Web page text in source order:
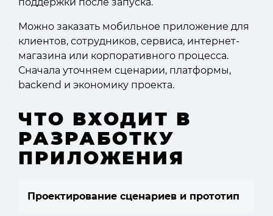
Можно заказать мобильное приложение для
клиентов, сотрудников, сервиса, интернет-
магазина или корпоративного процесса.
Сначала уточняем сценарии, платформы,
backend и экономику проекта.
ЧТО ВХОДИТ В
РАЗРАБОТКУ
ПРИЛОЖЕНИЯ
Проектирование сценариев и прототип